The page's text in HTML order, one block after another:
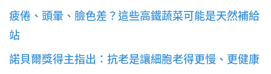
疲倦、頭暈、臉色差？這些高鐵蔬菜可能是天然補給
站
諾貝爾獎得主指出：抗老是讓細胞老得更慢、更健康